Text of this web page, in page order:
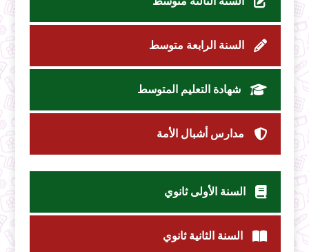
السنة الرابعة متوسط
شهادة التعليم المتوسط
مدارس أشبال الأمة
السنة الأولى ثانوي
السنة الثانية ثانوي